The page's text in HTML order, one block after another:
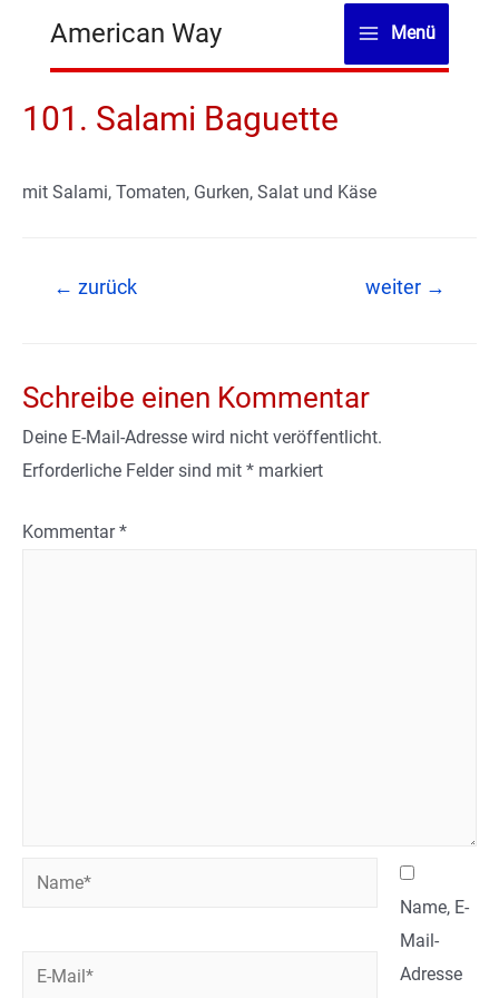
American Way
Main
Menü
101. Salami Baguette
mit Salami, Tomaten, Gurken, Salat und Käse
Beitragsnavigation
← zurück weiter →
Schreibe einen Kommentar
Deine E-Mail-Adresse wird nicht veröffentlicht.
Erforderliche Felder sind mit * markiert
Kommentar*
Name*
Name, E-
Mail-
Adresse